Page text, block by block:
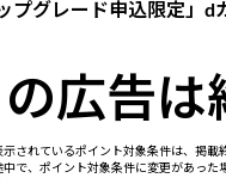
プグレード申込限定」
の広告は
されているポイント対象条件は、掲載
で、ポイント対象条件に変更があった